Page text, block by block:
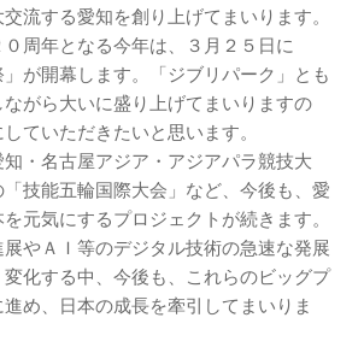
流する愛知を創り上げてまいります。
周年となる今年は、３月２５日に
」が開幕します。「ジブリパーク」とも
がら大いに盛り上げてまいりますの
ていただきたいと思います。
・名古屋アジア・アジアパラ競技大
技能五輪国際大会」など、今後も、愛
元気にするプロジェクトが続きます。
やＡＩ等のデジタル技術の急速な発展
化する中、今後も、これらのビッグプ
め、日本の成長を牽引してまいりま